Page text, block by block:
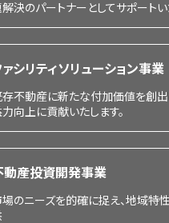
決のパートナーとしてサポートい
ァシリティソリューション事業
存不動産に新たな付加価値を創出
向上に貢献いたします。
動産投資開発事業
のニーズを的確に捉え、地域特